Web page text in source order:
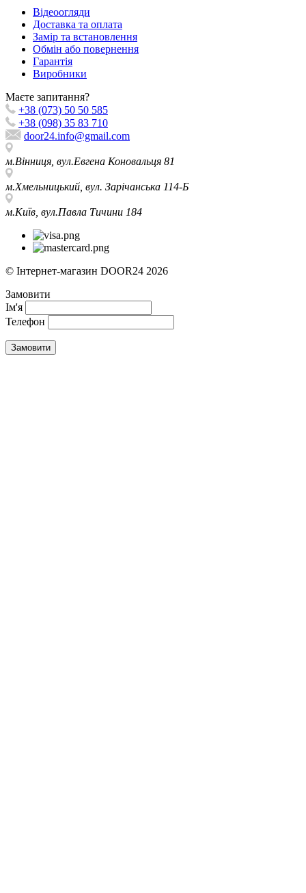
Відеоогляди
Доставка та оплата
Замір та встановлення
Обмін або повернення
Гарантія
Виробники
Маєте запитання?
+38 (073) 50 50 585
+38 (098) 35 83 710
door24.info@gmail.com
м.Вінниця, вул.Евгена Коновальця 81
м.Хмельницький, вул. Зарічанська 114-Б
м.Київ, вул.Павла Тичини 184
© Інтернет-магазин DOOR24 2026
Замовити
Ім'я
Телефон
Замовити